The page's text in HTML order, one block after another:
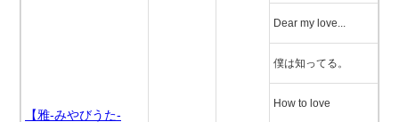
【雅-みやびうた-
Dear my love...
僕は知ってる。
How to love